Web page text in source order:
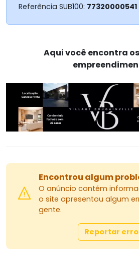
Referência SUB100: 77320000541
Aqui você encontra
Encontrou algum
O anúncio contém
o site apresentou algum
gente.
Reportar erro